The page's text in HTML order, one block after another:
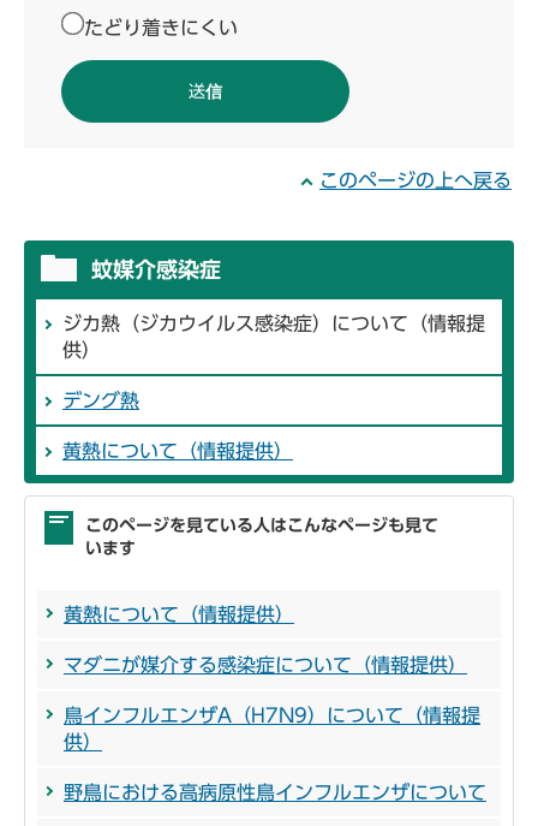
たどり着きにくい
このページの上へ戻る
蚊媒介感染症
ジカ熱（ジカウイルス感染症）について（情報提
供）
デング熱
黄熱について（情報提供）
このページを見ている人はこんなページも見て
います
黄熱について（情報提供）
マダニが媒介する感染症について（情報提供）
鳥インフルエンザA（H7N9）について（情報提
供）
野鳥における高病原性鳥インフルエンザについて